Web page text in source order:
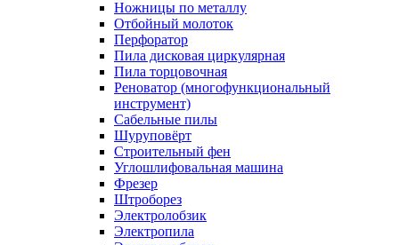
Ножницы по металлу
Отбойный молоток
Перфоратор
Пила дисковая циркулярная
Пила торцовочная
Реноватор (многофункциональный
инструмент)
Сабельные пилы
Шуруповёрт
Строительный фен
Углошлифовальная машина
Фрезер
Штроборез
Электролобзик
Электропила